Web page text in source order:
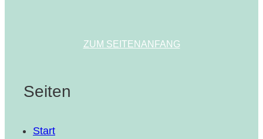
ZUM SEITENANFANG
Seiten
Start